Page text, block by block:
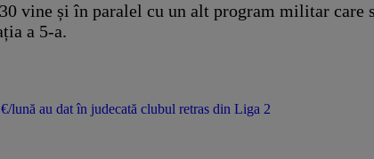
vine și în paralel cu un alt program militar care
a 5-a.
lună au dat în judecată clubul retras din Liga 2